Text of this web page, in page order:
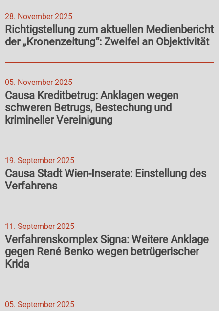
28. November 2025
Richtigstellung zum aktuellen Medienbericht
der „Kronenzeitung“: Zweifel an Objektivität
05. November 2025
Causa Kreditbetrug: Anklagen wegen
schweren Betrugs, Bestechung und
krimineller Vereinigung
19. September 2025
Causa Stadt Wien-Inserate: Einstellung des
Verfahrens
11. September 2025
Verfahrenskomplex Signa: Weitere Anklage
gegen René Benko wegen betrügerischer
Krida
05. September 2025